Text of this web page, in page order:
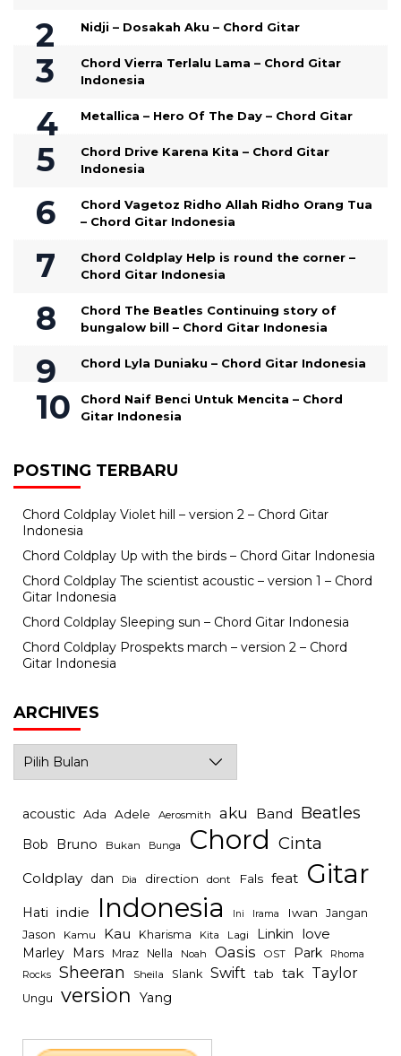
Nidji – Dosakah Aku – Chord Gitar
Chord Vierra Terlalu Lama – Chord Gitar
Indonesia
Metallica – Hero Of The Day – Chord Gitar
Chord Drive Karena Kita – Chord Gitar
Indonesia
Chord Vagetoz Ridho Allah Ridho Orang Tua
– Chord Gitar Indonesia
Chord Coldplay Help is round the corner –
Chord Gitar Indonesia
Chord The Beatles Continuing story of
bungalow bill – Chord Gitar Indonesia
Chord Lyla Duniaku – Chord Gitar Indonesia
Chord Naif Benci Untuk Mencita – Chord
Gitar Indonesia
POSTING TERBARU
Chord Coldplay Violet hill – version 2 – Chord Gitar
Indonesia
Chord Coldplay Up with the birds – Chord Gitar Indonesia
Chord Coldplay The scientist acoustic – version 1 – Chord
Gitar Indonesia
Chord Coldplay Sleeping sun – Chord Gitar Indonesia
Chord Coldplay Prospekts march – version 2 – Chord
Gitar Indonesia
ARCHIVES
acoustic Ada Adele Aerosmith aku Band Beatles
Bob Bruno Bukan Bunga Chord Cinta
Coldplay dan Dia direction dont Fals feat Gitar
Hati indie Indonesia Ini Irama Iwan Jangan
Jason Kamu Kau Kharisma Kita Lagi Linkin love
Marley Mars Mraz Nella Noah Oasis OST Park Rhoma
Rocks Sheeran Sheila Slank Swift tab tak Taylor
Ungu version Yang